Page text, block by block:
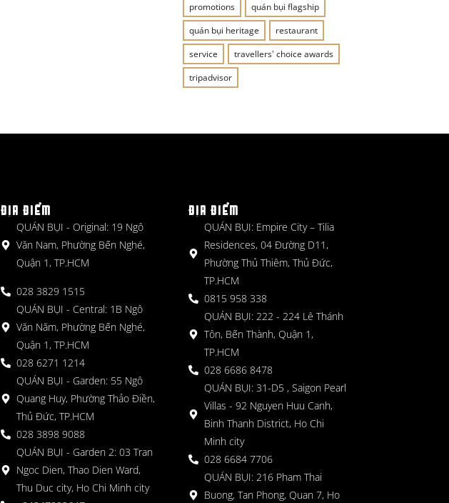
promotions
quán bụi flagship
quán bụi heritage
restaurant
service
travellers' choice awards
tripadvisor
ĐỊA ĐIỂM
QUÁN BỤI - Original: 19 Ngô
Văn Nam, Phường Bến Nghé,
Quận 1, TP.HCM
028 3829 1515
QUÁN BỤI - Central: 1B Ngô
Văn Năm, Phường Bến Nghé,
Quận 1, TP.HCM
028 6271 1214
QUÁN BỤI - Garden: 55 Ngô
Quang Huy, Phường Thảo Điền,
Thủ Đức, TP.HCM
028 3898 9088
QUÁN BỤI - Garden 2: 03 Tran
Ngoc Dien, Thao Dien Ward,
Thu Duc city, Ho Chi Minh city
ĐỊA ĐIỂM
QUÁN BỤI: Empire City – Tilia
Residences, 04 Đường D11,
Phường Thủ Thiêm, Thủ Đức,
TP.HCM
0815 958 338
QUÁN BỤI: 222 - 224 Lê Thánh
Tôn, Bến Thành, Quận 1,
TP.HCM
028 6686 8478
QUÁN BỤI: 31-D5 , Saigon Pearl
Villas - 92 Nguyen Huu Canh,
Binh Thanh District, Ho Chi
Minh city
028 6684 7706
QUÁN BỤI: 216 Pham Thai
Buong, Tan Phong, Quan 7, Ho